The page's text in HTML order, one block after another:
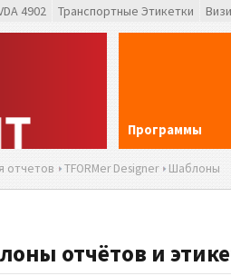
4902 Транспортные Этикетки
Программы
отчетов TFORMer Designer Шаблоны
отчётов и